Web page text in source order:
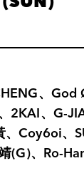
、God
2KAI、G-JIA
、Coy6oi、
(G)、Ro-